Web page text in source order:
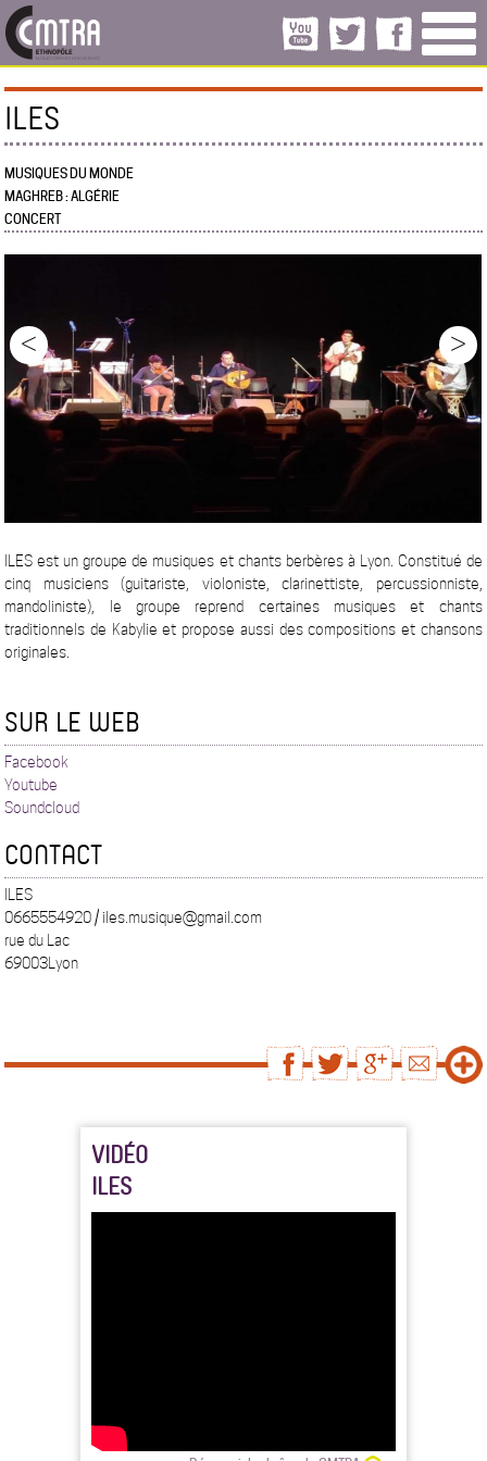
ILES
MUSIQUES DU MONDE
MAGHREB : ALGÉRIE
CONCERT
< >
ILES est un groupe de musiques et chants berbères à Lyon. Constitué de
cinq musiciens (guitariste, violoniste, clarinettiste, percussionniste,
mandoliniste), le groupe reprend certaines musiques et chants
traditionnels de Kabylie et propose aussi des compositions et chansons
originales.
SUR LE WEB
Facebook
Youtube
Soundcloud
CONTACT
ILES
0665554920 / iles.musique@gmail.com
rue du Lac
69003Lyon
VIDÉO
ILES